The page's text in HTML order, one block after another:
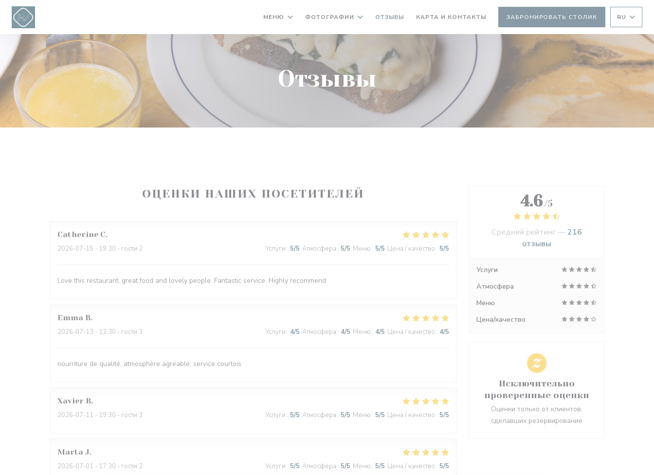
Панель управления cookies
МЕНЮ ФОТОГРАФИИ ОТЗЫВЫ КАРТА И КОНТАКТЫ ЗАБРОНИРОВАТЬ СТОЛИК RU
Отзывы
ОЦЕНКИ НАШИХ ПОСЕТИТЕЛЕЙ
Catherine C
2026-07-15 - 19:30 - гости 2 Услуги : 5/5 Атмосфера : 5/5 Меню : 5/5 Цена / качество : 5/5
Love this restaurant, great food and lovely people. Fantastic service. Highly recommend
Emma B
2026-07-13 - 12:30 - гости 3 Услуги : 4/5 Атмосфера : 4/5 Меню : 4/5 Цена / качество : 4/5
nourriture de qualité, atmosphère agréable, service courtois
Xavier B
2026-07-11 - 19:30 - гости 3 Услуги : 5/5 Атмосфера : 5/5 Меню : 5/5 Цена / качество : 5/5
Marta J
2026-07-01 - 17:30 - гости 2 Услуги : 5/5 Атмосфера : 5/5 Меню : 5/5 Цена / качество : 5/5
4.6 /5
Средний рейтинг —216
отзывы
Услуги
Атмосфера
Меню
Цена/качество
Исключительно
проверенные оценки
Оценки только от клиентов,
сделавших резервирование